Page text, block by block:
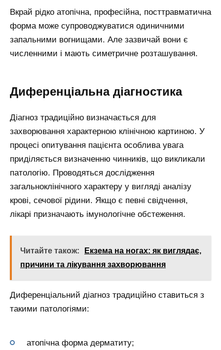
Вкрай рідко атопічна, професійна, посттравматична
форма може супроводжуватися одиничними
запальними вогнищами. Але зазвичай вони є
численними і мають симетричне розташування.
Диференціальна діагностика
Діагноз традиційно визначається для
захворювання характерною клінічною картиною. У
процесі опитування пацієнта особлива увага
приділяється визначенню чинників, що викликали
патологію. Проводяться дослідження
загальноклінічного характеру у вигляді аналізу
крові, сечової рідини. Якщо є певні свідчення,
лікарі призначають імунологічне обстеження.
Читайте також:
Екзема на ногах: як виглядає,
причини та лікування захворювання
Диференціальний діагноз традиційно ставиться з
такими патологіями:
атопічна форма дерматиту;